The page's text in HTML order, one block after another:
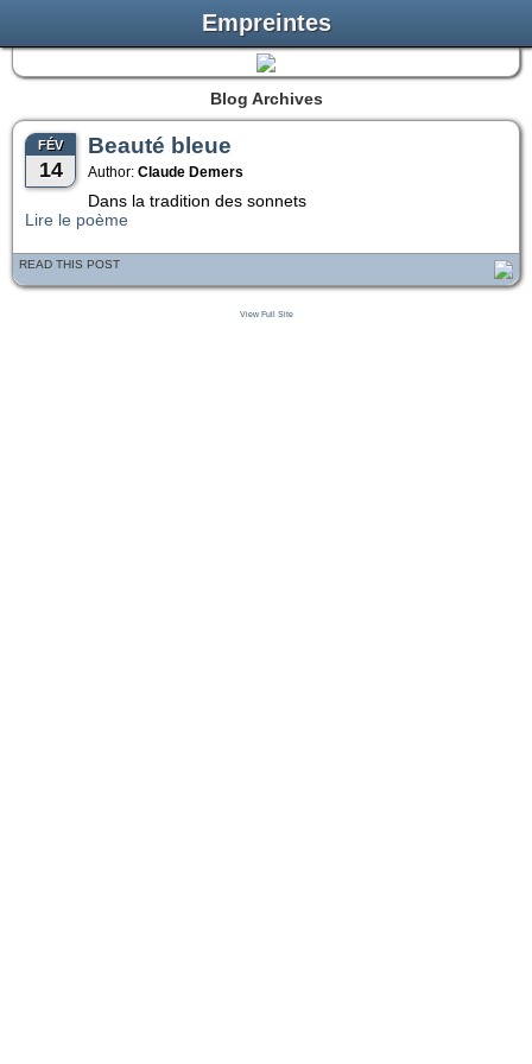
Empreintes
Blog Archives
FÉV
14
Beauté bleue
Author: Claude Demers
Dans la tradition des sonnets
Lire le poème
READ THIS POST
View Full Site